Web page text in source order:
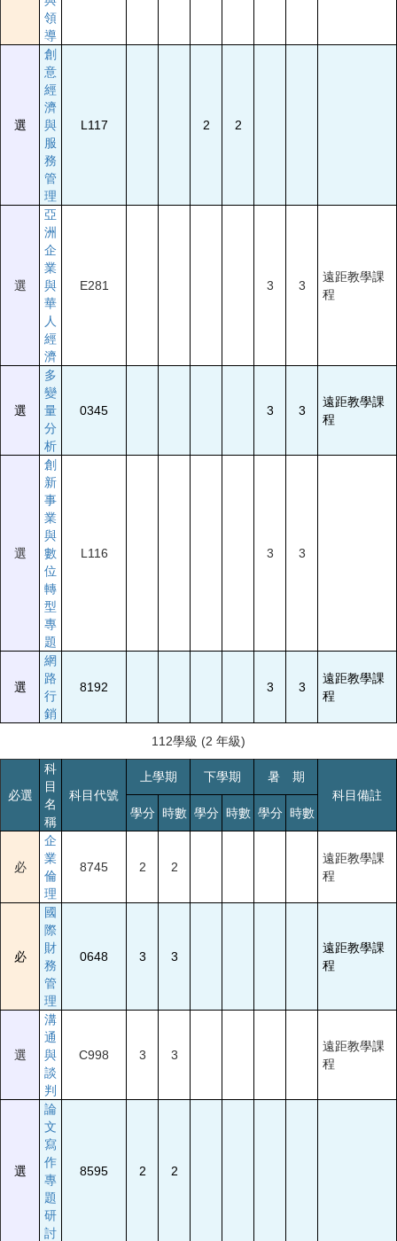
領
導
選
創
意
經
濟
與
服
務
管
理
L117 2 2
選
亞
洲
企
業
與
華
人
經
濟
E281 3 3
遠距教學課
程
選
多
變
量
分
析
0345 3 3
遠距教學課
程
選
創
新
事
業
與
數
位
轉
型
專
題
L116 3 3
選
網
路
行
銷
8192 3 3
遠距教學課
程
112學級 (2 年級)
必選
科
目
名
稱
科目代號
上學期 下學期
暑 期
科目備註
學分 時數 學分 時數 學分 時數
必
企
業
倫
理
8745 2 2
遠距教學課
程
必
國
際
財
務
管
理
0648 3 3
遠距教學課
程
選
溝
通
與
談
判
C998 3 3
遠距教學課
程
選
論
文
寫
作
專
題
研
討
8595 2 2